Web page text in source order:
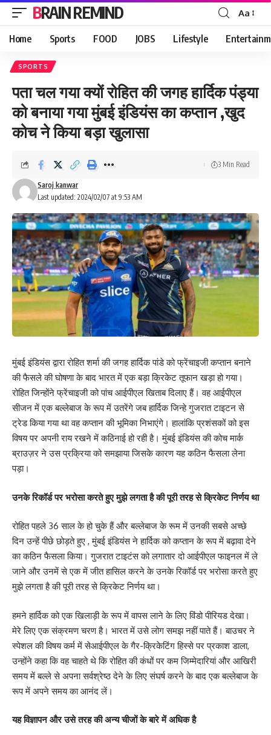
BRAIN REMIND
Font
Resizer
Aa
Home Sports FOOD JOBS Lifestyle
SPORTS
पता चल गया क्यों रोहित की जगह हार्दिक पंड्या
को बनाया गया मुंबई इंडियंस का कप्तान ,खुद
कोच ने किया बड़ा खुलासा
Last updated: 2024/02/07 at 9:53 AM
Saroj kanwar
3 Min Read
मुंबई इंडियंस द्वारा रोहित शर्मा की जगह हार्दिक पांडे को फ्रेंचाइजी कप्तान बनाने
की फैसले की घोषणा के बाद भारत में एक बड़ा क्रिकेट तूफान खड़ा हो गया।
रोहित जिन्होंने फ्रेंचाइजी को पांच आईपीएल खिताब दिलाए हैं। वह आईपीएल
सीजन में एक बल्लेबाज के रूप में उतरेंगे जब हार्दिक जिन्हे गुजरात टाइटन से
ट्रेड किया गया था वह कप्तान की भूमिका निभाएंगे। हालांकि प्रशंसकों को इस
विषय पर अपनी राय रखने में कठिनाई हो रही है। मुंबई इंडियंस की कोच मार्क
ब्राउज़र ने उस प्रक्रिया को समझाया जिसके कारण यह कठिन फैसला लेना
पड़ा।
उनके रिकॉर्ड पर भरोसा करते हुए मुझे लगता है की पूरी तरह से क्रिकेट निर्णय था
रोहित पहले 36 साल के हो चुके हैं और बल्लेबाज के रूम में उनकी सबसे अच्छे
दिन उन्हें पीछे छोड़ते हुए , मुंबई इंडियंस ने हार्दिक को कप्तान के रूप में बढ़ावा देने
का कठिन फैसला किया। गुजरात टाइटंस को लगातार दो आईपीएल फाइनल में ले
जाने और उनमें से एक में जीत हासिल करने के उनके रिकॉर्ड पर भरोसा करते हुए
मुझे लगता है की पूरी तरह से क्रिकेट निर्णय था।
हमने हार्दिक को एक खिलाड़ी के रूप में वापस लाने के लिए विंडो पीरियड देखा।
मेरे लिए एक संक्रमण चरण है। भारत में उसे लोग समझ नहीं पाते हैं। बाउचर ने
स्पेशल की विषय कर्म में सेआईपीएल के गैर-क्रिकेटिंग हिस्से पर प्रकाश डाला,
उन्होंने कहा कि वह चाहते थे कि रोहित की कंधों पर कम जिम्मेदारियां और आखिरी
समय में बल्ले से अपना सर्वश्रेष्ठ देने के लिए संघर्ष करने के बाद एक बल्लेबाज के
रूप में अपने समय का आनंद लें।
यह विज्ञापन और उसे तरह की अन्य चीजों के बारे में अधिक है